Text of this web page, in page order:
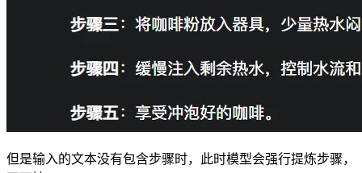
但是输入的文本没有包含步骤时，此时模型会强行提炼步骤，